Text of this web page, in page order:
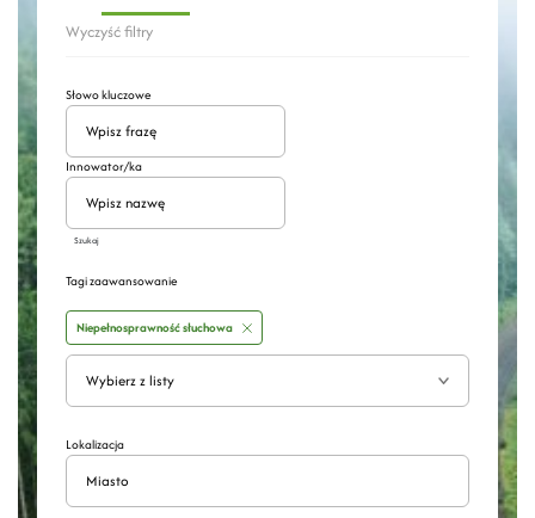
Wyczyść filtry
Słowo kluczowe
Innowator/ka
Szukaj
Tagi zaawansowanie
Niepełnosprawność słuchowa
Wyszukaj Rozwiń
Lokalizacja